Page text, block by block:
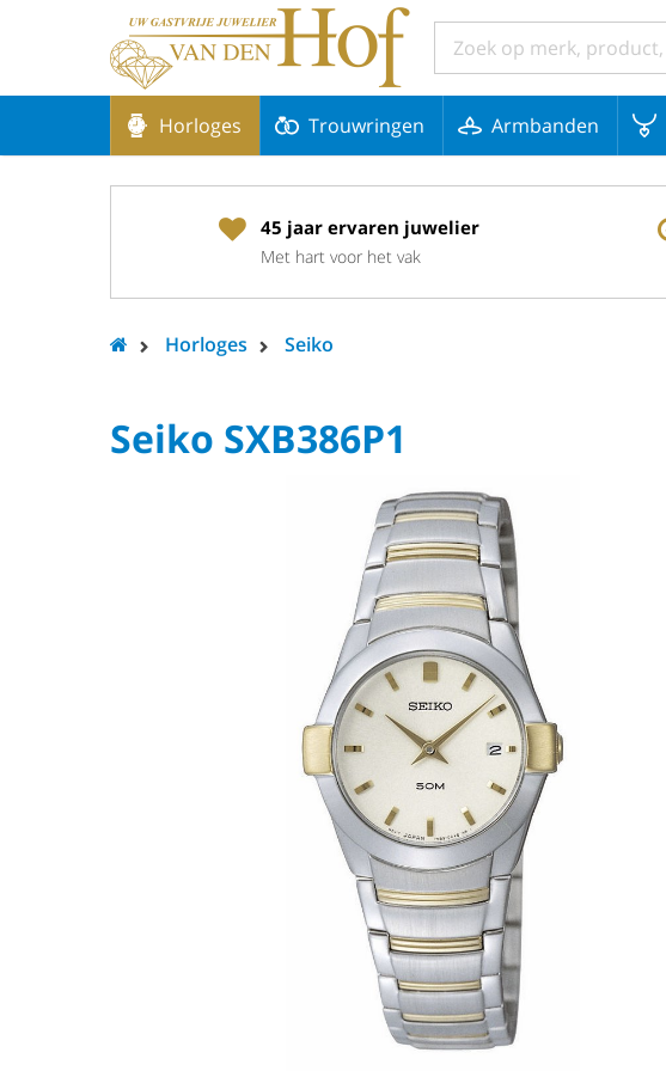
Horloges Trouwringen Armbanden
45 jaar ervaren juwelier
Met hart voor het vak
Horloges Seiko
Seiko SXB386P1